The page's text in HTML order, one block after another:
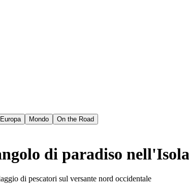
Europa Mondo On the Road
di paradiso
di pescatori sul versante nord occidentale